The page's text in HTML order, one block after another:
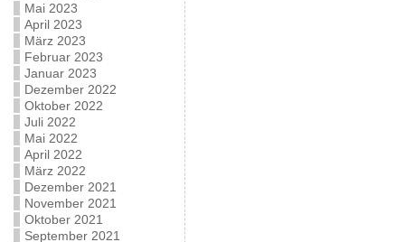
Mai 2023
April 2023
März 2023
Februar 2023
Januar 2023
Dezember 2022
Oktober 2022
Juli 2022
Mai 2022
April 2022
März 2022
Dezember 2021
November 2021
Oktober 2021
September 2021